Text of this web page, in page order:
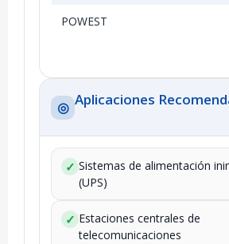
POWEST
◎ Aplicaciones
✓ Sistemas de alimentación
(UPS)
✓ Estaciones centrales de
telecomunicaciones